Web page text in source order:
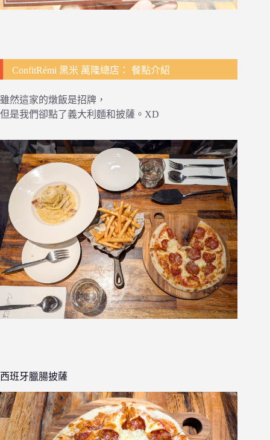
ConfitRémi 黑米 萬隆總店： 餐點介紹
雖然這家的燉飯是招牌，
但是我們卻點了義大利麵和披薩。XD
西班牙臘腸披薩